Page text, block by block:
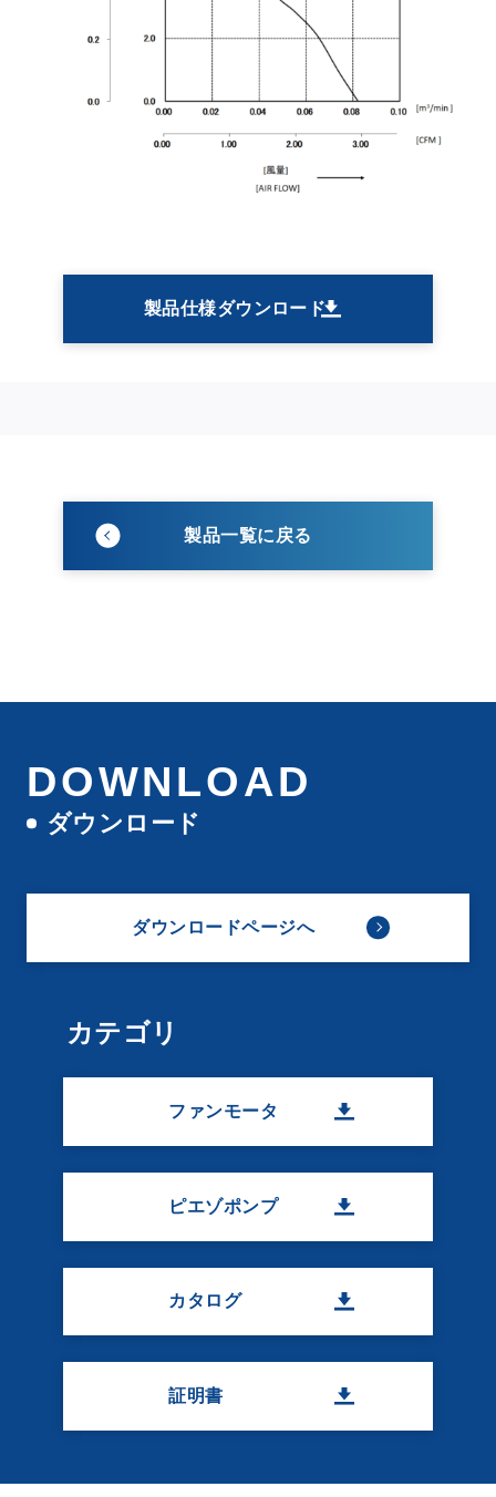
製品仕様ダウンロード
製品一覧に戻る
DOWNLOAD
ダウンロード
ダウンロードページへ
カテゴリ
ファンモータ
ピエゾポンプ
カタログ
証明書